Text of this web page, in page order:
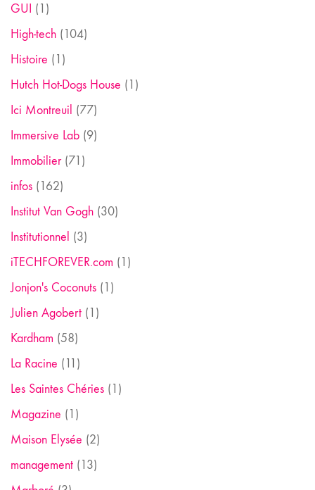
GUI (1)
High-tech (104)
Histoire (1)
Hutch Hot-Dogs House (1)
Ici Montreuil (77)
Immersive Lab (9)
Immobilier(71)
infos (162)
Institut Van Gogh (30)
Institutionnel (3)
iTECHFOREVER.com (1)
Jonjon's Coconuts (1)
Julien Agobert (1)
Kardham (58)
La Racine (11)
Les Saintes Chéries (1)
Magazine (1)
Maison Elysée (2)
management (13)